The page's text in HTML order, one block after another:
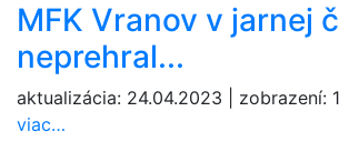
MFK Vranov v jarnej
neprehral...
aktualizácia: 24.04.2023 zobrazení:
viac…